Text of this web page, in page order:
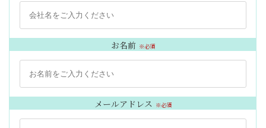
お名前 ※必須
メールアドレス ※必須